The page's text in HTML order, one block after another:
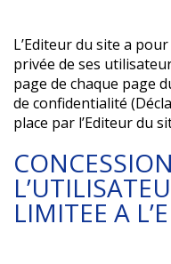
L’Editeur du site a
privée de ses
page de chaque page
de confidentialité
place par l’Editeur du
LIMITEE A